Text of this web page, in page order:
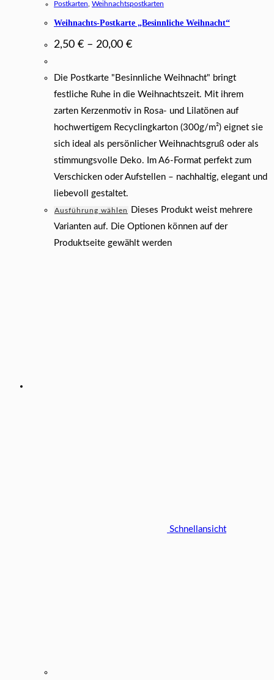
Postkarten Weihnachtspostkarten
Weihnachts-Postkarte „Besinnliche Weihnacht“
2,50 € – 20,00 €
Die Postkarte "Besinnliche Weihnacht" bringt
festliche Ruhe in die Weihnachtszeit. Mit ihrem
zarten Kerzenmotiv in Rosa- und Lilatönen auf
hochwertigem Recyclingkarton (300g/m²) eignet sie
sich ideal als persönlicher Weihnachtsgruß oder als
stimmungsvolle Deko. Im A6-Format perfekt zum
Verschicken oder Aufstellen – nachhaltig, elegant und
liebevoll gestaltet.
Ausführung wählen
Dieses Produkt weist mehrere
Varianten auf. Die Optionen können auf der
Produktseite gewählt werden
Schnellansicht